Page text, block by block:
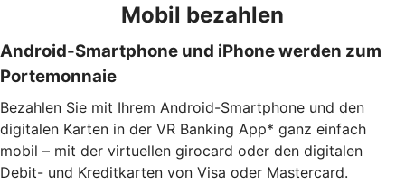
Mobil bezahlen
Android-Smartphone und iPhone werden zum
Portemonnaie
Bezahlen Sie mit Ihrem Android-Smartphone und den
digitalen Karten in der VR Banking App* ganz einfach
mobil – mit der virtuellen girocard oder den digitalen
Debit- und Kreditkarten von Visa oder Mastercard.